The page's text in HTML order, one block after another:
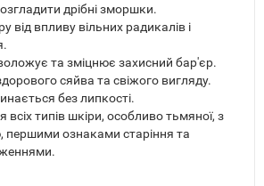
дрібні зморшки.
від впливу вільних радикалів і
та зміцнює захисний бар'єр.
сяйва та свіжого вигляду.
без липкості.
всіх типів шкіри, особливо тьмяної, з
першими ознаками старіння та